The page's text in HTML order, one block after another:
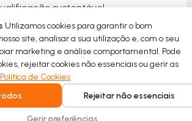
sustentável.
Utilizamos cookies para garantir o bom
site, analisar a sua utilização e, com o seu
marketing e análise comportamental. Pode
rejeitar cookies não essenciais ou gerir as
Política de Cookies
Rejeitar não essenciais
Gerir preferências